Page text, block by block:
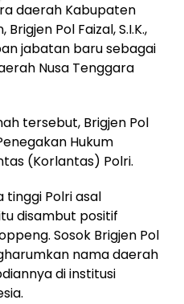
daerah Kabupaten
Pol Faizal, S.I.K.,
jabatan baru sebagai
Nusa Tenggara
tersebut, Brigjen Pol
Hukum
(Korlantas) Polri.
tinggi Polri asal
disambut positif
Sosok Brigjen Pol
nama daerah
di institusi